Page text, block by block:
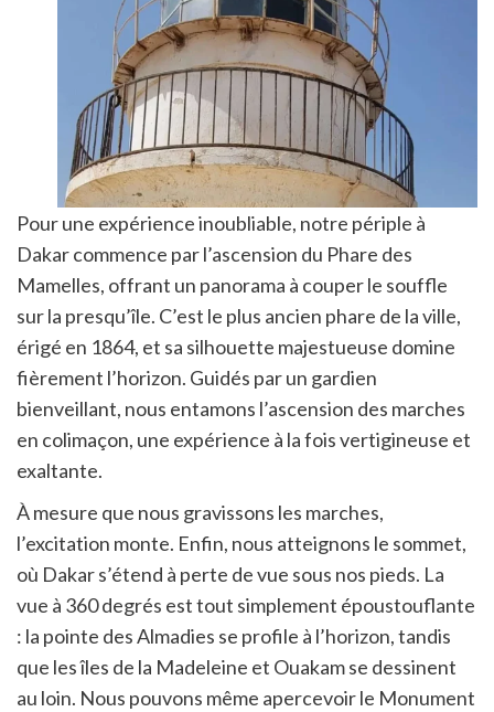
Pour une expérience inoubliable, notre périple à
Dakar commence par l’ascension du Phare des
Mamelles, offrant un panorama à couper le souffle
sur la presqu’île. C’est le plus ancien phare de la ville,
érigé en 1864, et sa silhouette majestueuse domine
fièrement l’horizon. Guidés par un gardien
bienveillant, nous entamons l’ascension des marches
en colimaçon, une expérience à la fois vertigineuse et
exaltante.
À mesure que nous gravissons les marches,
l’excitation monte. Enfin, nous atteignons le sommet,
où Dakar s’étend à perte de vue sous nos pieds. La
vue à 360 degrés est tout simplement époustouflante
: la pointe des Almadies se profile à l’horizon, tandis
que les îles de la Madeleine et Ouakam se dessinent
au loin. Nous pouvons même apercevoir le Monument